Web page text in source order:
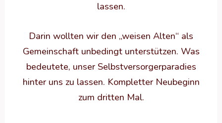
lassen.
Darin wollten wir den „weisen Alten“ als
Gemeinschaft unbedingt unterstützen. Was
bedeutete, unser Selbstversorgerparadies
hinter uns zu lassen. Kompletter Neubeginn
zum dritten Mal.